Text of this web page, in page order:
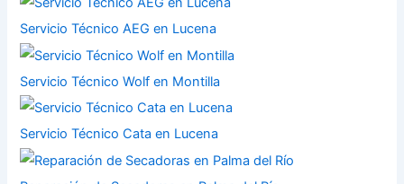
Servicio Técnico AEG en Lucena
Servicio Técnico Wolf en Montilla
Servicio Técnico Cata en Lucena